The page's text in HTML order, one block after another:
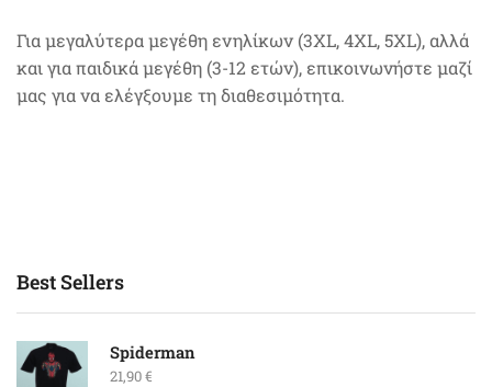
Για μεγαλύτερα μεγέθη ενηλίκων (3XL, 4XL, 5XL), αλλά
και για παιδικά μεγέθη (3-12 ετών), επικοινωνήστε μαζί
μας για να ελέγξουμε τη διαθεσιμότητα.
Best Sellers
Spiderman
21,90€